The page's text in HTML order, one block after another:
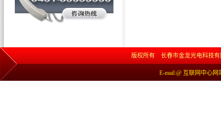
版权所有 长春市金龙光电科技有
E-mail:@ 互联网中心